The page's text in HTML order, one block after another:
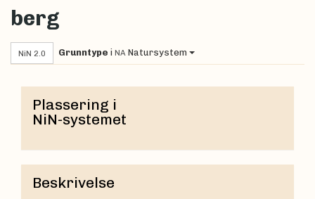
berg
NiN 2.0 Grunntype i NA Natursystem
Plassering i
NiN-systemet
Beskrivelse